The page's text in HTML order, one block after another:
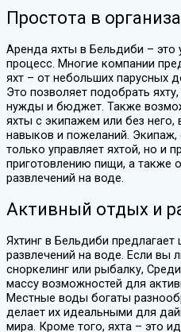
Простота в
Аренда яхты в Бельдиби –
процесс. Многие компании
яхт – от небольших парусных
Это позволяет подобрать
нужды и бюджет. Также
яхты с экипажем или без него,
навыков и пожеланий. Экипаж,
только управляет яхтой, но и
приготовлению пищи, а также
развлечений на воде.
Активный отдых и
Яхтинг в Бельдиби
развлечений на воде. Если вы
сноркелинг или рыбалку,
массу возможностей для
Местные воды богаты
делает их идеальными для
мира. Кроме того, яхта – это